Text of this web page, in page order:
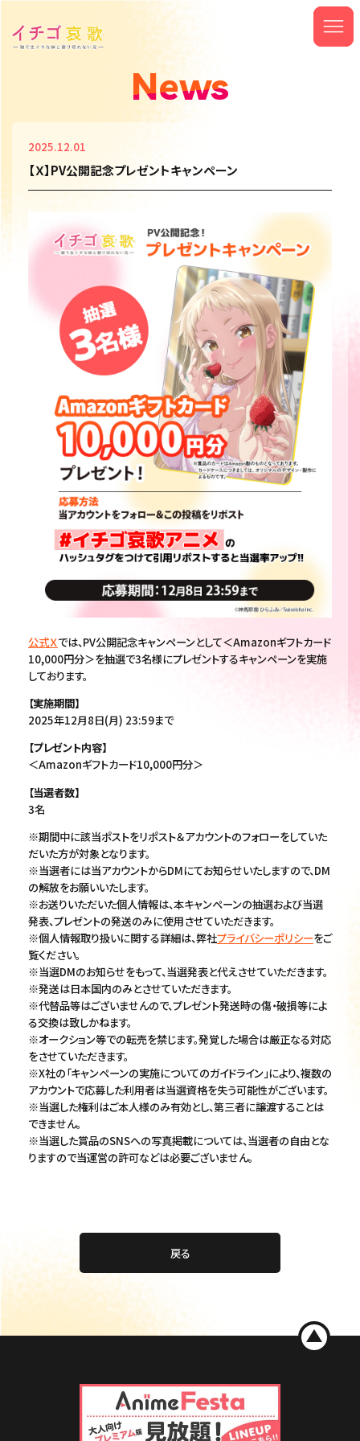
News
2025.12.01
【Ｘ】PV公開記念プレゼントキャンペーン
公式Ｘでは、PV公開記念キャンペーンとして＜Amazonギフトカード
10,000円分＞を抽選で3名様にプレゼントするキャンペーンを実施
しております。
【実施期間】
2025年12月8日(月) 23:59まで
【プレゼント内容】
＜Amazonギフトカード10,000円分＞
【当選者数】
3名
※期間中に該当ポストをリポスト＆アカウントのフォローをしていた
だいた方が対象となります。
※当選者には当アカウントからDMにてお知らせいたしますので、DM
の解放をお願いいたします。
※お送りいただいた個人情報は、本キャンペーンの抽選および当選
発表、プレゼントの発送のみに使用させていただきます。
※個人情報取り扱いに関する詳細は、弊社プライバシーポリシーをご
覧ください。
※当選DMのお知らせをもって、当選発表と代えさせていただきます。
※発送は日本国内のみとさせていただきます。
※代替品等はございませんので、プレゼント発送時の傷・破損等によ
る交換は致しかねます。
※オークション等での転売を禁じます。発覚した場合は厳正なる対応
をさせていただきます。
※X社の「キャンペーンの実施についてのガイドライン」により、複数の
アカウントで応募した利用者は当選資格を失う可能性がございます。
※当選した権利はご本人様のみ有効とし、第三者に譲渡することは
できません。
※当選した賞品のSNSへの写真掲載については、当選者の自由とな
りますので当運営の許可などは必要ございません。
戻る